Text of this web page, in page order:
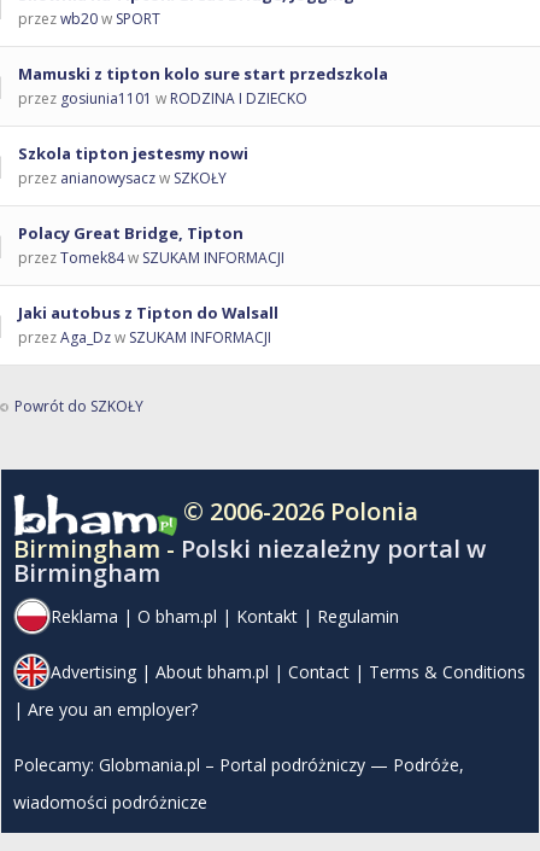
przezwb20w SPORT
Mamuski z tipton kolo sure start przedszkola
przez gosiunia1101 w RODZINA I DZIECKO
Szkola tipton jestesmy nowi
przez anianowysaczw SZKOŁY
Polacy Great Bridge, Tipton
przezTomek84w SZUKAM INFORMACJI
Jaki autobus z Tipton do Walsall
przezAga_Dzw SZUKAM INFORMACJI
Powrót do SZKOŁY
© 2006-2026 Polonia
Birmingham - Polski niezależny portal w
Birmingham
Reklama | O bham.pl | Kontakt | Regulamin
Advertising | About bham.pl | Contact | Terms & Conditions
| Are you an employer?
Polecamy: Globmania.pl – Portal podróżniczy — Podróże,
wiadomości podróżnicze